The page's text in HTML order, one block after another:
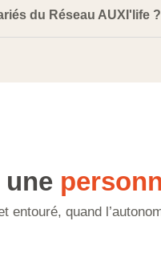
du Réseau AUXI'life ?
entouré, quand